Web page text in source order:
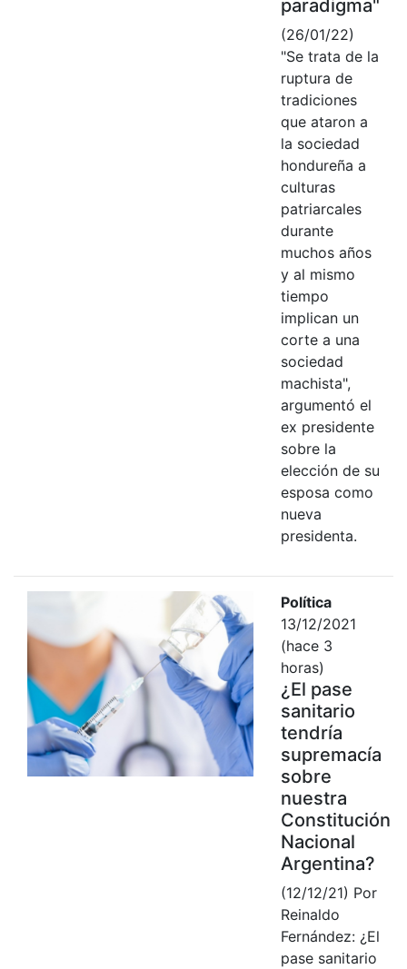
paradigma"
(26/01/22)
"Se trata de la
ruptura de
tradiciones
que ataron a
la sociedad
hondureña a
culturas
patriarcales
durante
muchos años
y al mismo
tiempo
implican un
corte a una
sociedad
machista",
argumentó el
ex presidente
sobre la
elección de su
esposa como
nueva
presidenta.
Política
13/12/2021
(hace 3
horas)
¿El pase
sanitario
tendría
supremacía
sobre
nuestra
Constitución
Nacional
Argentina?
(12/12/21) Por
Reinaldo
Fernández: ¿El
pase sanitario